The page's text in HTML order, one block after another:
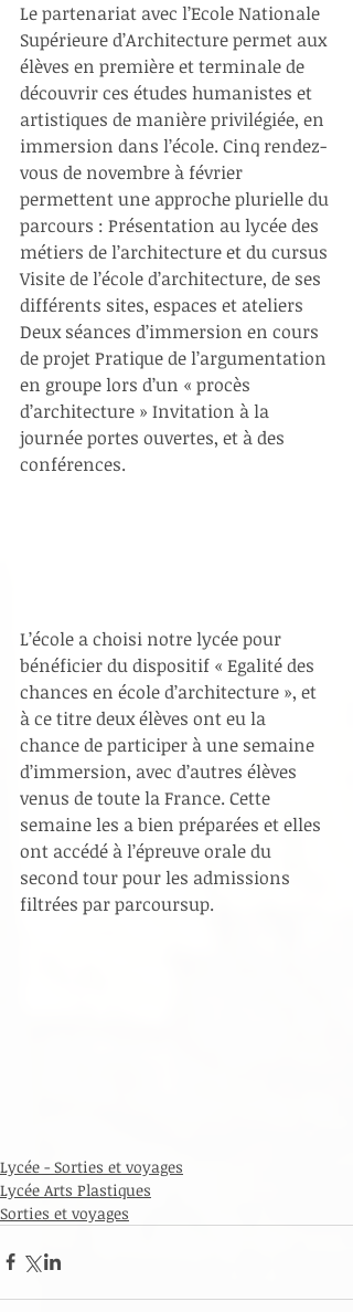
Le partenariat avec l’Ecole Nationale
Supérieure d’Architecture permet aux
élèves en première et terminale de
découvrir ces études humanistes et
artistiques de manière privilégiée, en
immersion dans l’école. Cinq rendez-
vous de novembre à février
permettent une approche plurielle du
parcours : Présentation au lycée des
métiers de l’architecture et du cursus
Visite de l’école d’architecture, de ses
différents sites, espaces et ateliers
Deux séances d’immersion en cours
de projet Pratique de l’argumentation
en groupe lors d’un « procès
d’architecture » Invitation à la
journée portes ouvertes, et à des
conférences.
L’école a choisi notre lycée pour
bénéficier du dispositif « Egalité des
chances en école d’architecture », et
à ce titre deux élèves ont eu la
chance de participer à une semaine
d’immersion, avec d’autres élèves
venus de toute la France. Cette
semaine les a bien préparées et elles
ont accédé à l’épreuve orale du
second tour pour les admissions
filtrées par parcoursup.
Lycée - Sorties et voyages
Lycée Arts Plastiques
Sorties et voyages